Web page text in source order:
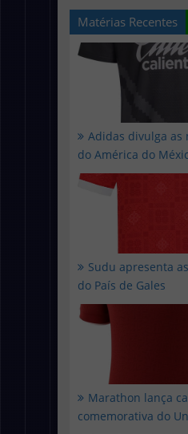
Matérias Recentes
Adidas divulga as
do América do
Sudu apresenta
do País de Gales
Marathon lança
comemorativa do